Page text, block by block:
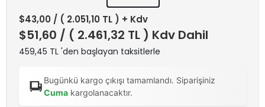
$43,00 / ( 2.051,10 TL ) + Kdv
$51,60 / ( 2.461,32 TL ) Kdv Dahil
459,45 TL 'den başlayan taksitlerle
Bugünkü kargo çıkışı tamamlandı. Siparişiniz
Cumakargolanacaktır.